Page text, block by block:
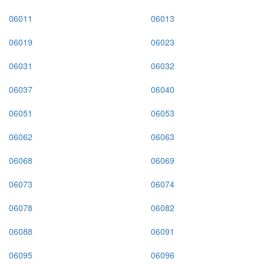
06011
06013
06019
06023
06031
06032
06037
06040
06051
06053
06062
06063
06068
06069
06073
06074
06078
06082
06088
06091
06095
06096